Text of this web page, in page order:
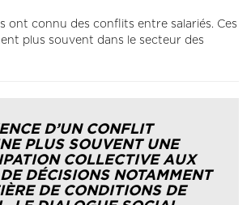
ont connu des conflits entre salariés. Ces
plus souvent dans le secteur des
D’UN CONFLIT
PLUS SOUVENT UNE
COLLECTIVE AUX
DÉCISIONS NOTAMMENT
DE CONDITIONS DE